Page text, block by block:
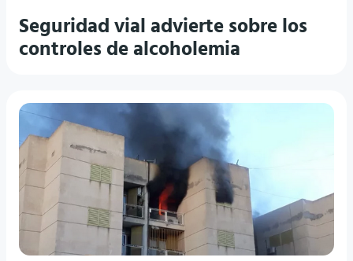
Seguridad vial advierte sobre los
controles de alcoholemia